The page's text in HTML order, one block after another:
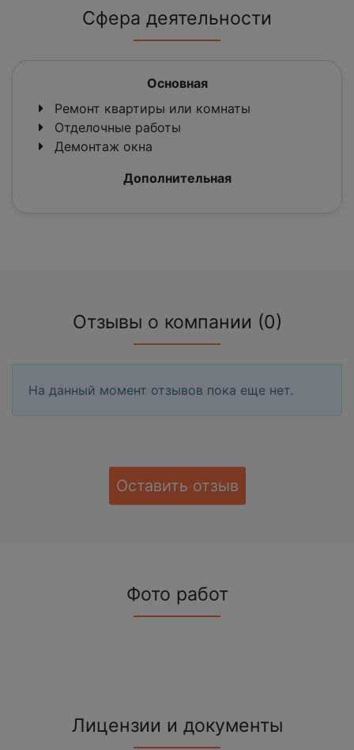
Сфера деятельности
Основная
Ремонт квартиры или комнаты
Отделочные работы
Демонтаж окна
Дополнительная
Отзывы о компании (0)
На данный момент отзывов пока еще нет.
Оставить отзыв
Фото работ
Лицензии и документы